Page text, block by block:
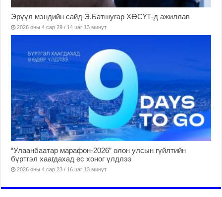
Эрүүл мэндийн сайд Э.Батшугар ХӨСҮТ-д ажиллав
2026 оны 4 сар 29 / 14 цаг 13 минут
“Улаанбаатар марафон-2026” олон улсын гүйлтийн
бүртгэл хаагдахад ес хоног үлдлээ
2026 оны 4 сар 23 / 16 цаг 13 минут